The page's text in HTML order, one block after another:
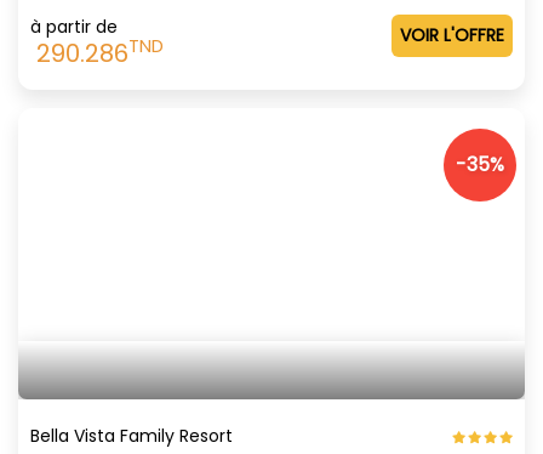
à partir de
290.286TND VOIR L'OFFRE
-35%
Bella Vista Family Resort